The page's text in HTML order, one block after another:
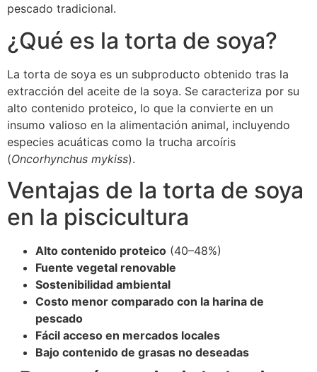
pescado tradicional.
¿Qué es la torta de soya?
La torta de soya es un subproducto obtenido tras la
extracción del aceite de la soya. Se caracteriza por su
alto contenido proteico, lo que la convierte en un
insumo valioso en la alimentación animal, incluyendo
especies acuáticas como la trucha arcoíris
(Oncorhynchus mykiss).
Ventajas de la torta de soya
en la piscicultura
Alto contenido proteico (40–48%)
Fuente vegetal renovable
Sostenibilidad ambiental
Costo menor comparado con la harina de
pescado
Fácil acceso en mercados locales
Bajo contenido de grasas no deseadas